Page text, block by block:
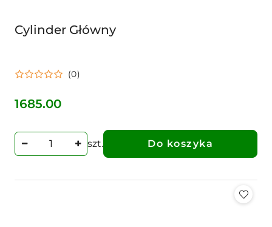
Cylinder Główny
(0)
Cena:
1685.00
szt. Do koszyka